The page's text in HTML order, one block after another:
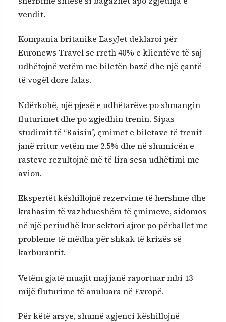
vendit.
Kompania britanike EasyJet deklaroi për
Euronews Travel se rreth 40% e klientëve të saj
udhëtojnë vetëm me biletën bazë dhe një çantë
të vogël dore falas.
Ndërkohë, një pjesë e udhëtarëve po shmangin
fluturimet dhe po zgjedhin trenin. Sipas
studimit të “Raisin”, çmimet e biletave të trenit
janë rritur vetëm me 2.5% dhe në shumicën e
rasteve rezultojnë më të lira sesa udhëtimi me
avion.
Ekspertët këshillojnë rezervime të hershme dhe
krahasim të vazhdueshëm të çmimeve, sidomos
në një periudhë kur sektori ajror po përballet me
probleme të mëdha për shkak të krizës së
karburantit.
Vetëm gjatë muajit maj janë raportuar mbi 13
mijë fluturime të anuluara në Evropë.
Për këtë arsye, shumë agjenci këshillojnë